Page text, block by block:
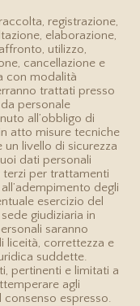
registrazione,
elaborazione,
utilizzo,
cancellazione e
con modalità
trattati presso
personale
all’obbligo di
atto misure tecniche
livello di sicurezza
dati personali
per trattamenti
degli
esercizio del
giudiziaria in
saranno
liceità, correttezza e
suddette.
pertinenti e limitati a
agli
consenso espresso.